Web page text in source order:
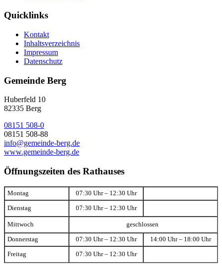
Quicklinks
Kontakt
Inhaltsverzeichnis
Impressum
Datenschutz
Gemeinde Berg
Huberfeld 10
82335 Berg
08151 508-0
08151 508-88
info@gemeinde-berg.de
www.gemeinde-berg.de
Öffnungszeiten des Rathauses
Montag 07:30 Uhr – 12:30 Uhr
Dienstag 07:30 Uhr – 12:30 Uhr
Mittwoch geschlossen
Donnerstag 07:30 Uhr – 12:30 Uhr 14:00 Uhr – 18:00 Uhr
Freitag 07:30 Uhr – 12:30 Uhr